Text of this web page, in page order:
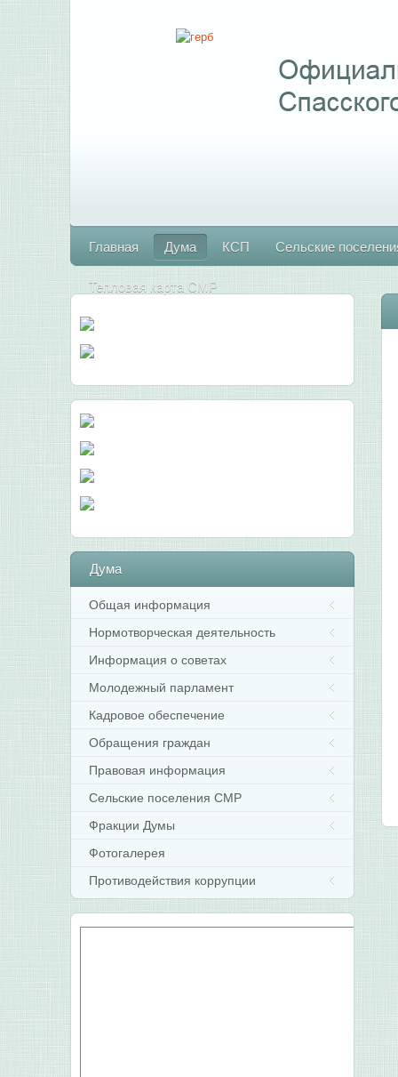
Главная Дума КСП Сельские
Тепловая карта СМР
Дума
Общая информация
Нормотворческая деятельность
Информация о советах
Молодежный парламент
Кадровое обеспечение
Обращения граждан
Правовая информация
Сельские поселения СМР
Фракции Думы
Фотогалерея
Противодействия коррупции